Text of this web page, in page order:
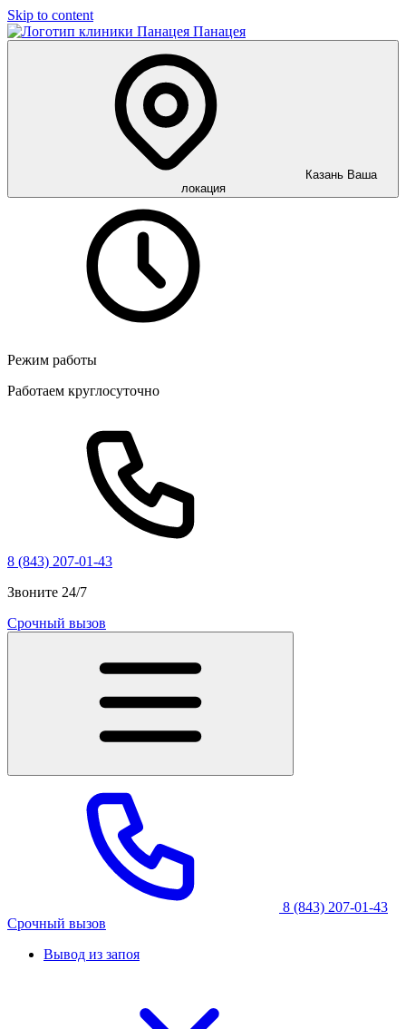
Skip to content
Панацея
Казань Ваша
локация
Режим работы
Работаем круглосуточно
8 (843) 207-01-43
Звоните 24/7
Срочный вызов
8 (843) 207-01-43
Срочный вызов
Вывод из запоя